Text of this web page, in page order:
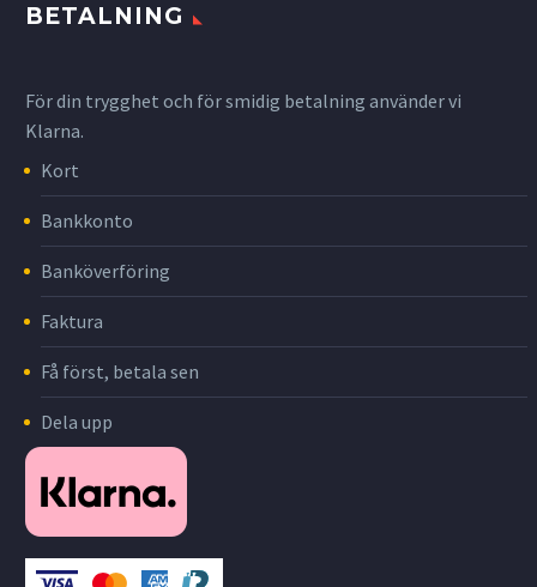
BETALNING
För din trygghet och för smidig betalning använder vi
Klarna.
Kort
Bankkonto
Banköverföring
Faktura
Få först, betala sen
Dela upp